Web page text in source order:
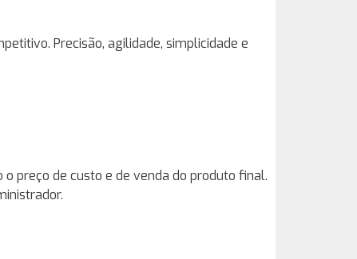
Precisão, agilidade, simplicidade e
preço de custo e de venda do produto final.